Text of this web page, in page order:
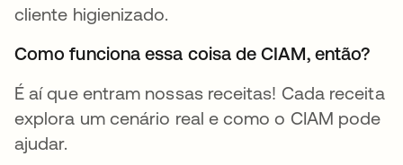
cliente higienizado.
Como funciona essa coisa de CIAM, então?
É aí que entram nossas receitas! Cada receita
explora um cenário real e como o CIAM pode
ajudar.